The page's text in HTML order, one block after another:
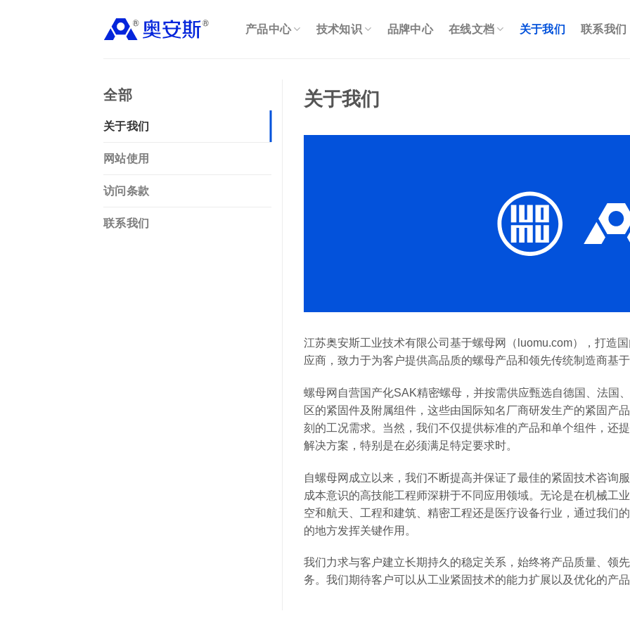
产品中心 技术知识 品牌中心 在线文档 关于我们 联系我们
全部
关于我们
网站使用
访问条款
联系我们
关于我们
江苏奥安斯工业技术有限公司基于螺母网（luomu.com），打造
应商，致力于为客户提供高品质的螺母产品和领先传统制造商基
螺母网自营国产化SAK精密螺母，并按需供应甄选自德国、法国
区的紧固件及附属组件，这些由国际知名厂商研发生产的紧固产
刻的工况需求。当然，我们不仅提供标准的产品和单个组件，还
解决方案，特别是在必须满足特定要求时。
自螺母网成立以来，我们不断提高并保证了最佳的紧固技术咨询
成本意识的高技能工程师深耕于不同应用领域。无论是在机械工
空和航天、工程和建筑、精密工程还是医疗设备行业，通过我们
的地方发挥关键作用。
我们力求与客户建立长期持久的稳定关系，始终将产品质量、领
务。我们期待客户可以从工业紧固技术的能力扩展以及优化的产